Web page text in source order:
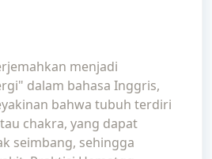
menjadi
dalam bahasa Inggris,
bahwa tubuh terdiri
chakra, yang dapat
seimbang, sehingga